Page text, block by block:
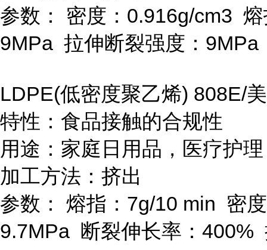
参数：
密度： 0.916g/cm3
9MPa 拉伸断裂强度： 9MPa
LDPE(低密度聚乙烯) 808E/
特性：食品接触的合规性
用途：家庭日用品，医疗护理
加工方法：挤出
参数：
熔指： 7g/10 min 密
9.7MPa 断裂伸长率： 400%